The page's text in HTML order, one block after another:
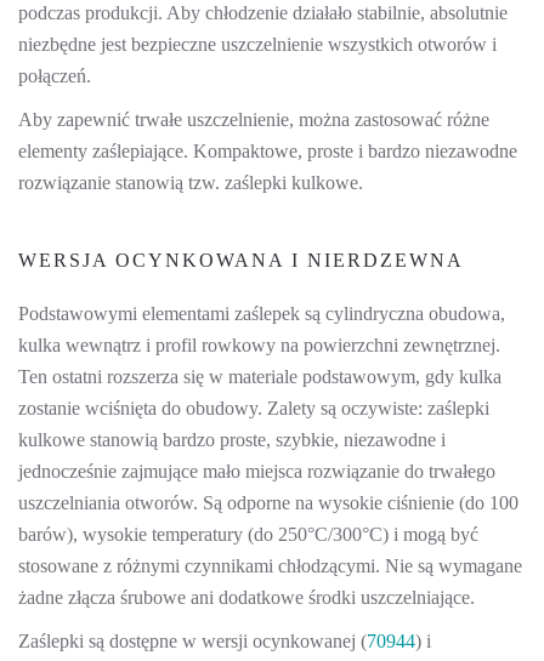
podczas produkcji. Aby chłodzenie działało stabilnie, absolutnie
niezbędne jest bezpieczne uszczelnienie wszystkich otworów i
połączeń.
Aby zapewnić trwałe uszczelnienie, można zastosować różne
elementy zaślepiające. Kompaktowe, proste i bardzo niezawodne
rozwiązanie stanowią tzw. zaślepki kulkowe.
WERSJA OCYNKOWANA I NIERDZEWNA
Podstawowymi elementami zaślepek są cylindryczna obudowa,
kulka wewnątrz i profil rowkowy na powierzchni zewnętrznej.
Ten ostatni rozszerza się w materiale podstawowym, gdy kulka
zostanie wciśnięta do obudowy. Zalety są oczywiste: zaślepki
kulkowe stanowią bardzo proste, szybkie, niezawodne i
jednocześnie zajmujące mało miejsca rozwiązanie do trwałego
uszczelniania otworów. Są odporne na wysokie ciśnienie (do 100
barów), wysokie temperatury (do 250°C/300°C) i mogą być
stosowane z różnymi czynnikami chłodzącymi. Nie są wymagane
żadne złącza śrubowe ani dodatkowe środki uszczelniające.
Zaślepki są dostępne w wersji ocynkowanej (70944) i